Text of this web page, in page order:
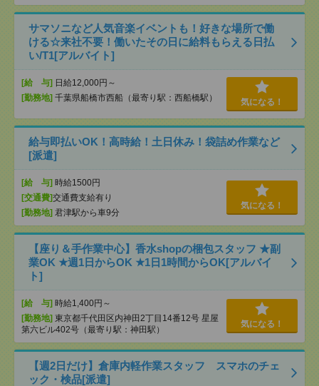
サマソニなど人気音楽イベントも！好きな場所で働
ける☆来社不要！働いたその日に給料もらえる日払
い/T1[アルバイト]
[給 与] 日給12,000円～
[勤務地] 千葉県船橋市西船（最寄り駅：西船橋駅） 気になる！
給与即払いOK！高時給！土日休み！袋詰め作業など
[派遣]
[給 与] 時給1500円
[交通費]交通費支給有り
[勤務地] 君津駅から車9分
気になる！
【座り＆手作業中心】香水shopの梱包スタッフ ★副
業OK ★週1日からOK ★1日1時間からOK[アルバイ
ト]
[給 与] 時給1,400円～
[勤務地] 東京都千代田区内神田2丁目14番12号 星屋
第六ビル402号（最寄り駅：神田駅）
気になる！
【週2日だけ】倉庫内軽作業スタッフ スマホのチェ
ック・検品[派遣]